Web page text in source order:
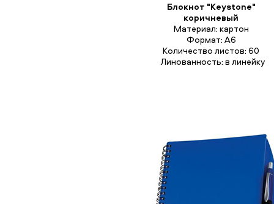
Блокнот "Keystone"
коричневый
Материал: картон
Формат: А6
Количество листов: 60
Линованность: в линейку